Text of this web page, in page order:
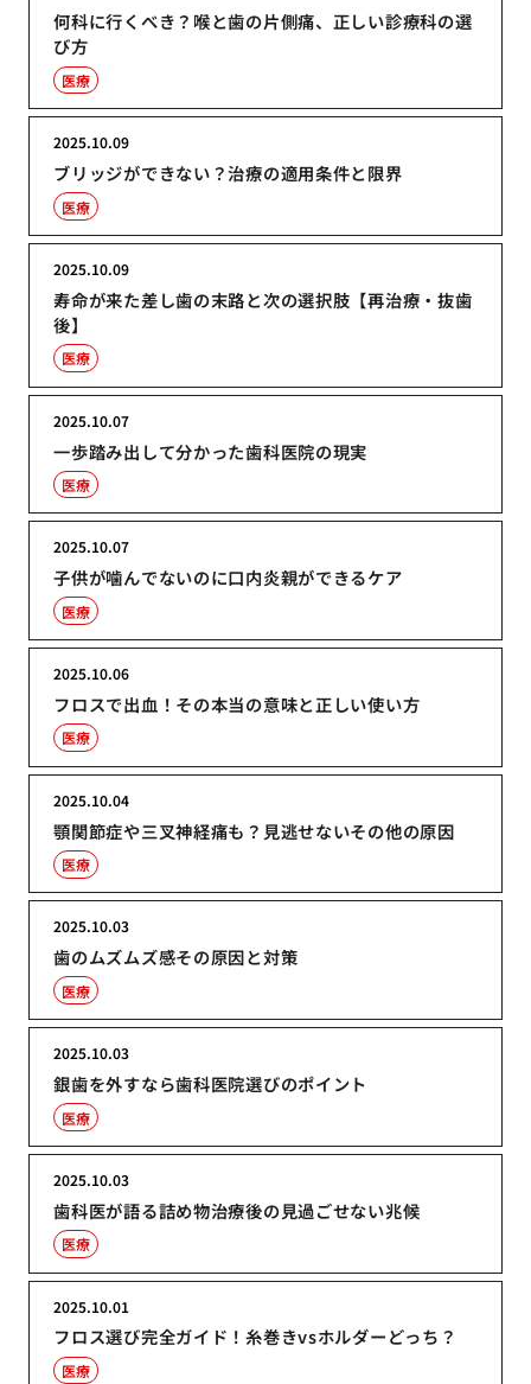
何科に行くべき？喉と歯の片側痛、正しい診療科の選
び方
医療
ブリッジができない？治療の適用条件と限界
2025.10.09
医療
寿命が来た差し歯の末路と次の選択肢【再治療・抜歯
後】
2025.10.09
医療
一歩踏み出して分かった歯科医院の現実
2025.10.07
医療
子供が噛んでないのに口内炎親ができるケア
2025.10.07
医療
フロスで出血！その本当の意味と正しい使い方
2025.10.06
医療
顎関節症や三叉神経痛も？見逃せないその他の原因
2025.10.04
医療
歯のムズムズ感その原因と対策
2025.10.03
医療
銀歯を外すなら歯科医院選びのポイント
2025.10.03
医療
歯科医が語る詰め物治療後の見過ごせない兆候
2025.10.03
医療
フロス選び完全ガイド！糸巻きvsホルダーどっち？
2025.10.01
医療